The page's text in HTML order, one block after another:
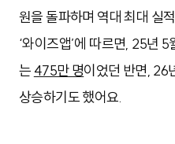
원을 돌파하며 역대 최대 실
‘와이즈앱’에 따르면, 25년
는 475만 명이었던 반면, 26
상승하기도 했어요.